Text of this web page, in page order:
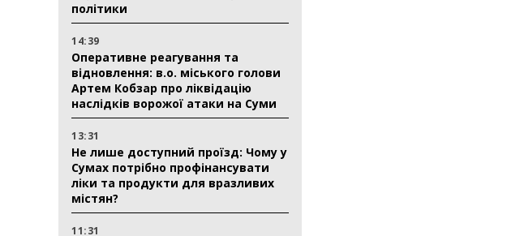
політики
14:39
Оперативне реагування та
відновлення: в.о. міського голови
Артем Кобзар про ліквідацію
наслідків ворожої атаки на Суми
13:31
Не лише доступний проїзд: Чому у
Сумах потрібно профінансувати
ліки та продукти для вразливих
містян?
11:31